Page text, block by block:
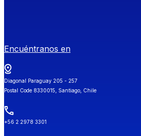
Encuéntranos en
Diagonal Paraguay 205 - 257
Postal Code 8330015, Santiago, Chile
+56 2 2978 3301